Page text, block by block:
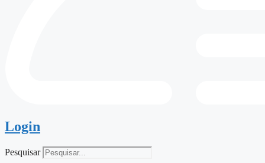
Login
Pesquisar